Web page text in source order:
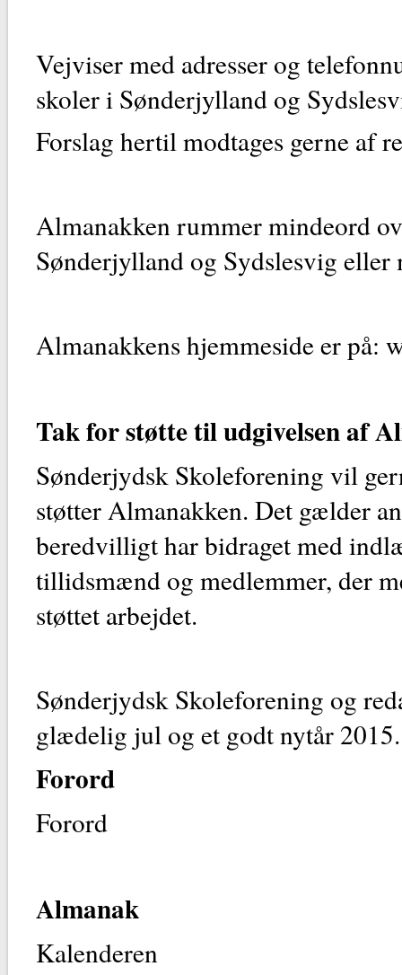
Vejviser med adresser og
skoler i Sønderjylland og
Forslag hertil modtages gerne af
Almanakken rummer mindeord
Sønderjylland og Sydslesvig
Almanakkens hjemmeside er på:
Tak for støtte til udgivelsen af
Sønderjydsk Skoleforening vil
støtter Almanakken. Det gælder
beredvilligt har bidraget med
tillidsmænd og medlemmer, der
støttet arbejdet.
Sønderjydsk Skoleforening og
glædelig jul og et godt nytår 2015.
Forord
Almanak